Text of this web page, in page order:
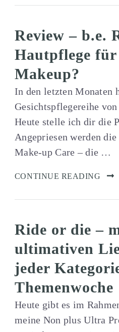
Review – b.e.
Hautpflege für
Makeup?
In den letzten Monaten
Gesichtspflegereihe
Heute stelle ich dir die
Angepriesen werden
Make-up Care – die …
CONTINUE READING
Ride or die –
ultimativen
jeder
Themenwoche
Heute gibt es im
meine Non plus Ultra